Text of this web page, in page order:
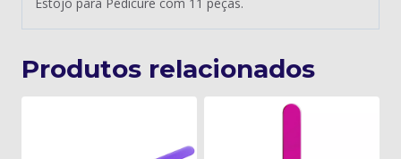
Produtos relacionados